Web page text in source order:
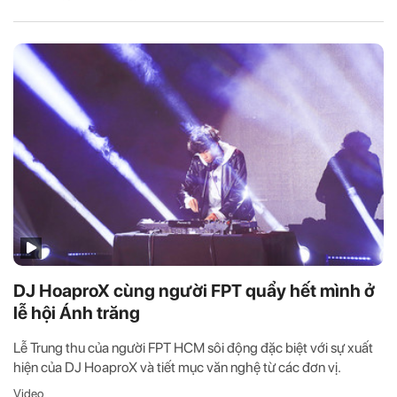
DJ HoaproX cùng người FPT quẩy hết mình ở
lễ hội Ánh trăng
Lễ Trung thu của người FPT HCM sôi động đặc biệt với sự xuất
hiện của DJ HoaproX và tiết mục văn nghệ từ các đơn vị.
Video